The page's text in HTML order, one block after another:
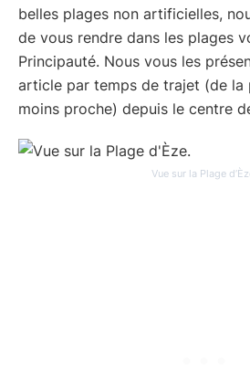
belles plages non artificielles,
de vous rendre dans les plages
Principauté. Nous vous les
article par temps de trajet (de la
moins proche) depuis le centre
Vue sur la Plage